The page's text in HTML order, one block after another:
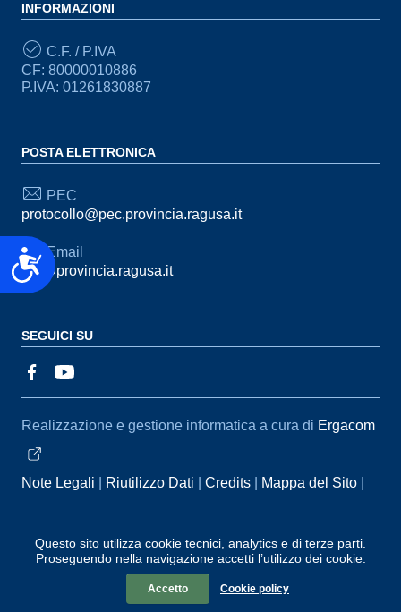
Accessibilità
Questo sito utilizza cookie tecnici, analytics e di terze parti.
Proseguendo nella navigazione accetti l’utilizzo dei cookie.
Accetto Cookie policy
INFORMAZIONI
C.F. / P.IVA
CF: 80000010886
P.IVA: 01261830887
POSTA ELETTRONICA
PEC
protocollo@pec.provincia.ragusa.it
Email
urp@provincia.ragusa.it
SEGUICI SU
Sezione Link Utili
Realizzazione e gestione informatica a cura di Ergacom
Note Legali Riutilizzo Dati Credits
Mappa del Sito
Segnalazioni
Statistiche accessi
Dichiarazione di
Accessibilità